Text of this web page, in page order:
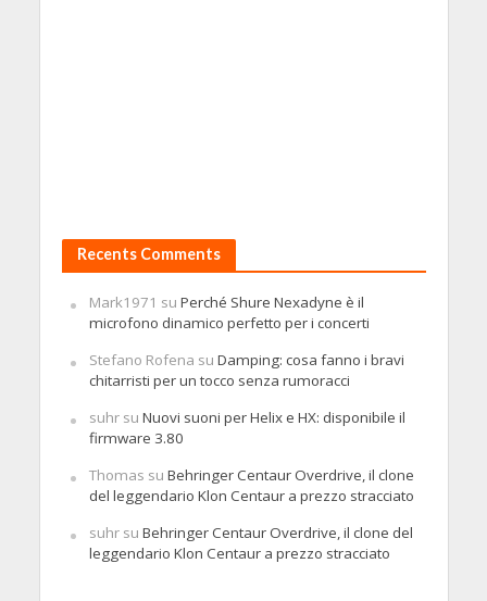
Recents Comments
Mark1971 su Perché Shure Nexadyne è il
microfono dinamico perfetto per i concerti
Stefano Rofena su Damping: cosa fanno i bravi
chitarristi per un tocco senza rumoracci
suhrsu Nuovi suoni per Helix e HX: disponibile il
firmware 3.80
Thomas su Behringer Centaur Overdrive, il clone
del leggendario Klon Centaur a prezzo stracciato
suhrsu Behringer Centaur Overdrive, il clone del
leggendario Klon Centaur a prezzo stracciato